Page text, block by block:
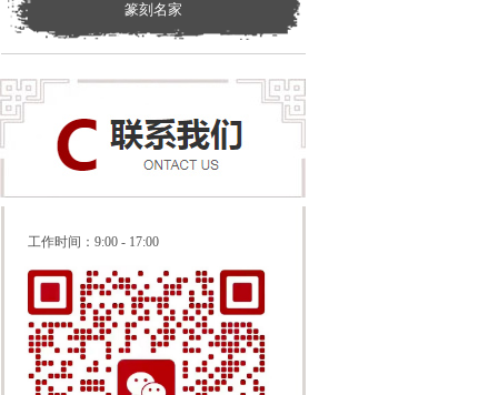
篆刻名家
工作时间： 9:00 - 17:00